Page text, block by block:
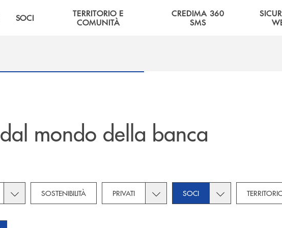
SOCI
TERRITORIO E
COMUNITÀ
CREDIMA 360
SMS
dal mondo della banca
Toggle subcategories dropdown for Novità
SOSTENIBILITÀ PRIVATI Toggle subcategories dropdown for
SOCI Toggle